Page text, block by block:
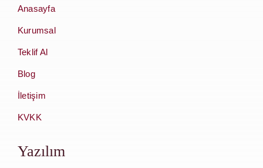
Anasayfa
Kurumsal
Teklif Al
Blog
İletişim
KVKK
Yazılım